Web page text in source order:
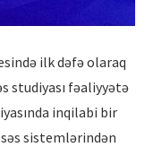
ilk dəfə olaraq
studiyası fəaliyyətə
inqilabi bir
sistemlərindən